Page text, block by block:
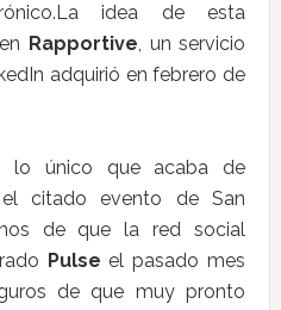
idea de esta
Rapportive, un servicio
adquirió en febrero de
lo único que acaba de
citado evento de San
de que la red social
Pulse el pasado mes
de que muy pronto